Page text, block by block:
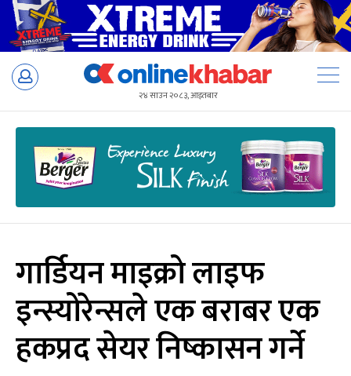
Skip
२४ साउन २०८३, आइतबार
गार्डियन माइक्रो लाइफ
इन्स्योरेन्सले एक बराबर एक
हकप्रद सेयर निष्कासन गर्ने